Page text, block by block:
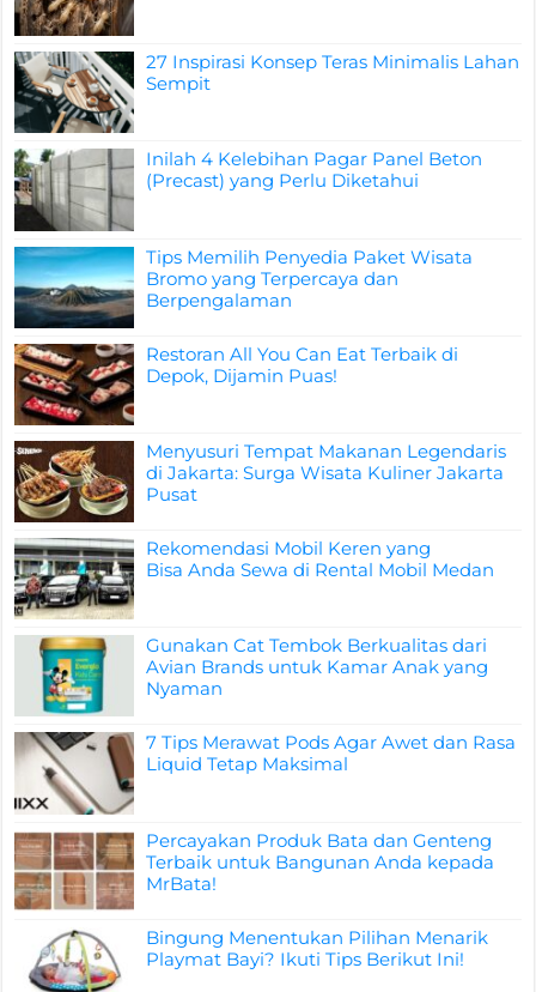
27 Inspirasi Konsep Teras Minimalis Lahan
Sempit
Inilah 4 Kelebihan Pagar Panel Beton
(Precast) yang Perlu Diketahui
Tips Memilih Penyedia Paket Wisata
Bromo yang Terpercaya dan
Berpengalaman
Restoran All You Can Eat Terbaik di
Depok, Dijamin Puas!
Menyusuri Tempat Makanan Legendaris
di Jakarta: Surga Wisata Kuliner Jakarta
Pusat
Rekomendasi Mobil Keren yang
Bisa Anda Sewa di Rental Mobil Medan
Gunakan Cat Tembok Berkualitas dari
Avian Brands untuk Kamar Anak yang
Nyaman
7 Tips Merawat Pods Agar Awet dan Rasa
Liquid Tetap Maksimal
Percayakan Produk Bata dan Genteng
Terbaik untuk Bangunan Anda kepada
MrBata!
Bingung Menentukan Pilihan Menarik
Playmat Bayi? Ikuti Tips Berikut Ini!